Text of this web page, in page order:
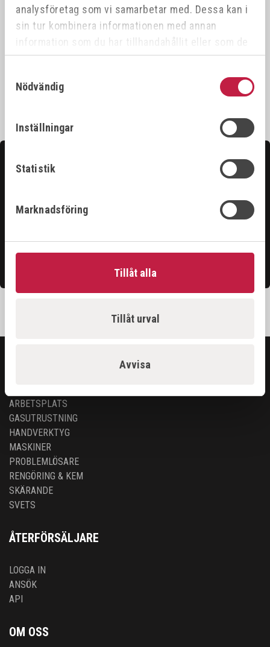
analysföretag som vi samarbetar med. Dessa kan i
sin tur kombinera informationen med annan
information som du har tillhandahållit eller som de
har samlat in när du har använt deras tjänster.
Nödvändig
Inställningar
Statistik
Marknadsföring
Tillåt alla
Tillåt urval
Avvisa
BRÄNNARHUVUD "S"
165,00 kr
BRÄNNARHUVUD "S"
ROTERANDE 9/20
Våra säljare är riktigt duktiga och hjälper gärna till för
ARBETSPLATS
GASUTRUSTNING
HANDVERKTYG
MASKINER
PROBLEMLÖSARE
RENGÖRING & KEM
SKÄRANDE
SVETS
ÅTERFÖRSÄLJARE
LOGGA IN
ANSÖK
API
OM OSS